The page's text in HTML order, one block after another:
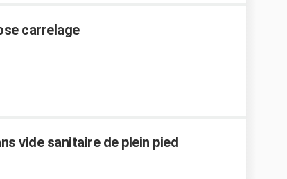
carrelage
vide sanitaire de plein pied